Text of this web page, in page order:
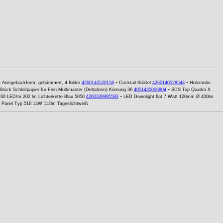
Anisgebäckform, gehämmert, 4 Bilder 4260140520158- Cocktail-Stößel 4260140528543- Holzmotiv:
Schleifpapier für Fein Multimaster (Deltaform) Körnung 36 4051435006804- SDS Top Quadro X
LED/m 202 lm Lichterkette Blau 5050 4260339995583- LED Downlight flat 7 Watt 120mm Ø 400lm
Panel Typ 516 14W 112lm Tageslichtweiß